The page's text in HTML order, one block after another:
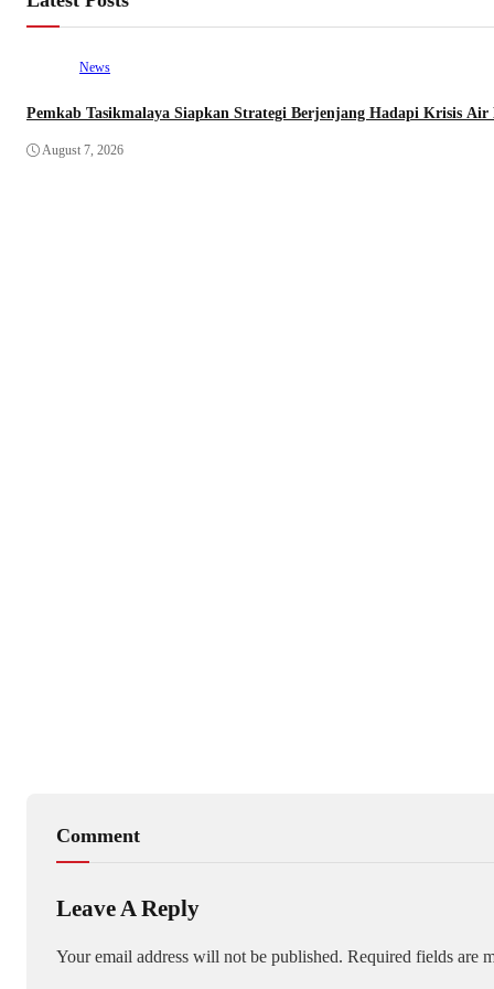
News
Pemkab Tasikmalaya Siapkan Strategi Berjenjang Hadapi Krisis
August 7, 2026
Comment
Leave A Reply
Your email address will not be published. Required fields are